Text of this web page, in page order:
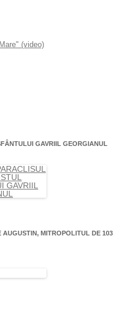
(video)
GAVRIIL GEORGIANUL
MITROPOLITUL DE 103